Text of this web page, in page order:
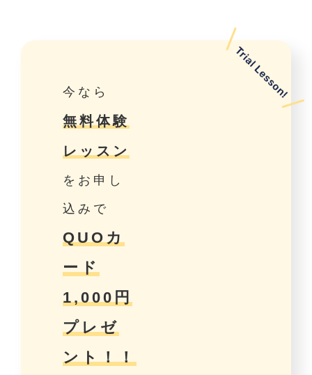
今なら
無料体験
レッスン
をお申し
込みで
QUOカ
ード
1,000円
プレゼ
ント！！